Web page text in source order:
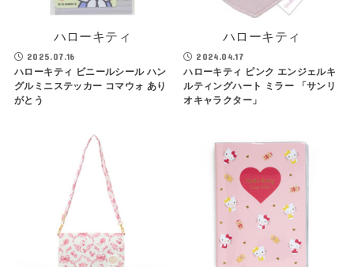
ハローキティ
2025.07.16
ハローキティ ビニールシール ハン
グルミニステッカー コマウォ あり
がとう
ハローキティ
2024.04.17
ハローキティ ピンク エンジェルキ
ルティングハート ミラー 「サンリ
オキャラクター」